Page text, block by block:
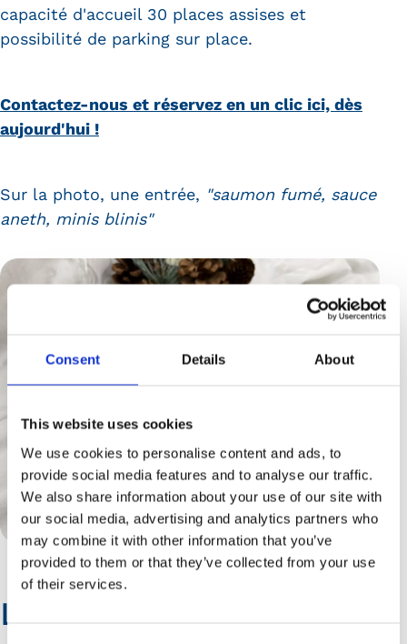
Consent Details About
This website uses cookies
We use cookies to personalise content and ads, to
provide social media features and to analyse our traffic.
We also share information about your use of our site with
our social media, advertising and analytics partners who
may combine it with other information that you’ve
provided to them or that they’ve collected from your use
of their services.
capacité d'accueil 30 places assises et
possibilité de parking sur place.
Contactez-nous et réservez en un clic ici, dès
aujourd'hui !
Sur la photo, une entrée, "saumon fumé, sauce
aneth, minis blinis"
Les avis